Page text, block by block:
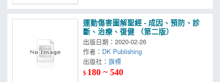
運動傷害圖解聖經 - 成因、預防、診
斷、治療、復健 （第二版）
出版日期：2020-02-26
作者： DK Publishing
出版社：
$ 180 ~ 540